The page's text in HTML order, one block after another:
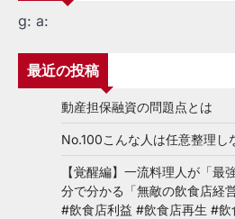
g: a:
最近の投稿
動産担保融資の問題点とは
No.100こんな人は任意整理し
【覚醒編】一流料理人が「最
分で分かる「無敵の飲食店経
#飲食店利益 #飲食店再生 #